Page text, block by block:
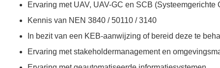
Ervaring met UAV, UAV-GC en SCB (Systeemgerichte
Kennis van NEN 3840 / 50110 / 3140
In bezit van een KEB-aanwijzing of bereid deze te
Ervaring met stakeholdermanagement en